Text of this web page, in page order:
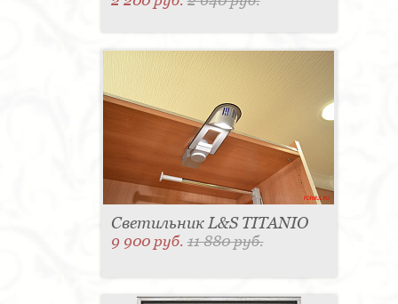
Светильник L&S TITANIO
9 900 руб.11 880 руб.